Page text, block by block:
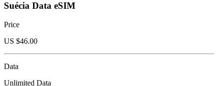
Suécia Data eSIM
Price
US $46.00
Data
Unlimited Data